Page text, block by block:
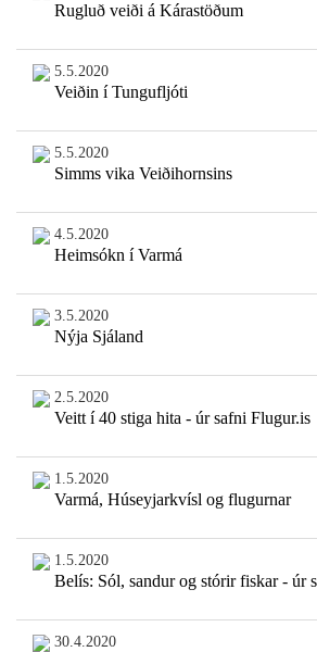
Rugluð veiði á Kárastöðum
5.5.2020
Veiðin í Tungufljóti
5.5.2020
Simms vika Veiðihornsins
4.5.2020
Heimsókn í Varmá
3.5.2020
Nýja Sjáland
2.5.2020
Veitt í 40 stiga hita - úr safni Flugur.is
1.5.2020
Varmá, Húseyjarkvísl og flugurnar
1.5.2020
Belís: Sól, sandur og stórir fiskar - úr
30.4.2020